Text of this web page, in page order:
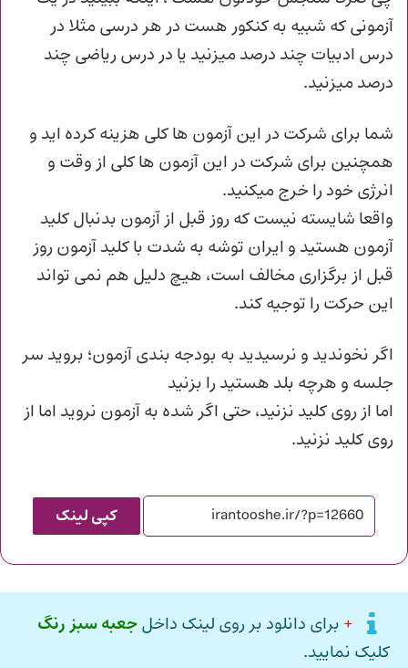
آزمونی که شبیه به کنکور هست در هر درسی مثلا در
درس ادبیات چند درصد میزنید یا در درس ریاضی چند
درصد میزنید.
شما برای شرکت در این آزمون ها کلی هزینه کرده اید و
همچنین برای شرکت در این آزمون ها کلی از وقت و
انرژی خود را خرج میکنید.
واقعا شایسته نیست که روز قبل از آزمون بدنبال کلید
آزمون هستید و ایران توشه به شدت با کلید آزمون روز
قبل از برگزاری مخالف است، هیچ دلیل هم نمی تواند
این حرکت را توجیه کند.
اگر نخوندید و نرسیدید به بودجه بندی آزمون؛ بروید سر
جلسه و هرچه بلد هستید را بزنید
اما از روی کلید نزنید، حتی اگر شده به آزمون نروید اما از
روی کلید نزنید.
کپی لینک
+ برای دانلود بر روی لینک داخلجعبه سبز رنگ
کلیک نمایید.